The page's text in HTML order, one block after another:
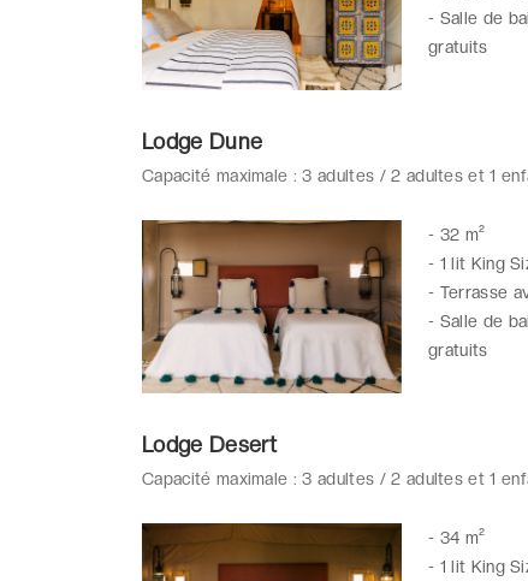
- Salle de
gratuits
Lodge Dune
Capacité maximale : 3 adultes / 2 adultes et 1
- 32 m²
- 1 lit King
- Terrasse
- Salle de
gratuits
Lodge Desert
Capacité maximale : 3 adultes / 2 adultes et 1
- 34 m²
- 1 lit King